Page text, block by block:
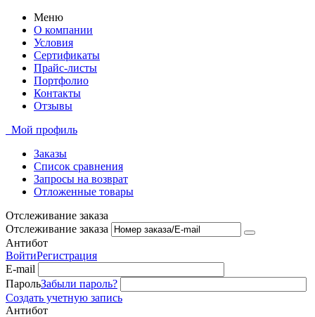
Меню
О компании
Условия
Сертификаты
Прайс-листы
Портфолио
Контакты
Отзывы
Мой профиль
Заказы
Список сравнения
Запросы на возврат
Отложенные товары
Отслеживание заказа
Отслеживание заказа
Антибот
ВойтиРегистрация
E-mail
ПарольЗабыли пароль?
Создать учетную запись
Антибот